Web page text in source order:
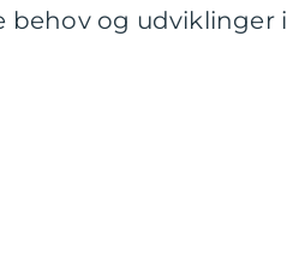
behov og udviklinger i